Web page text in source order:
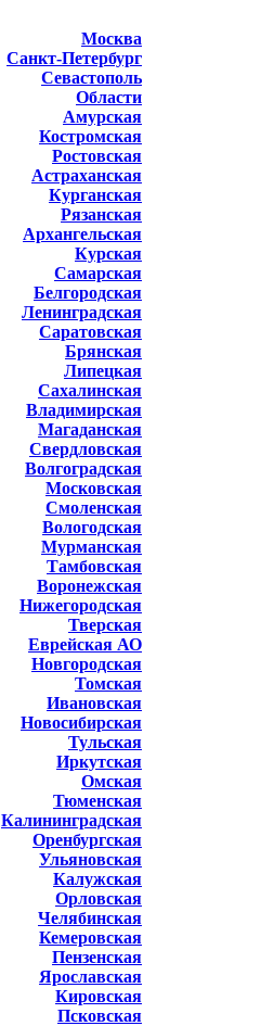
Москва
Санкт-Петербург
Севастополь
Области
Амурская
Костромская
Ростовская
Астраханская
Курганская
Рязанская
Архангельская
Курская
Самарская
Белгородская
Ленинградская
Саратовская
Брянская
Липецкая
Сахалинская
Владимирская
Магаданская
Свердловская
Волгоградская
Московская
Смоленская
Вологодская
Мурманская
Тамбовская
Воронежская
Нижегородская
Тверская
Еврейская АО
Новгородская
Томская
Ивановская
Новосибирская
Тульская
Иркутская
Омская
Тюменская
Калининградская
Оренбургская
Ульяновская
Калужская
Орловская
Челябинская
Кемеровская
Пензенская
Ярославская
Кировская
Псковская